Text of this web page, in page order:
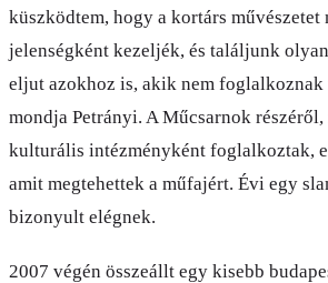
küszködtem, hogy a kortárs művészetet
jelenségként kezeljék, és találjunk
eljut azokhoz is, akik nem foglalkoznak
mondja Petrányi. A Műcsarnok
kulturális intézményként foglalkoztak,
amit megtehettek a műfajért. Évi egy
bizonyult elégnek.
2007 végén összeállt egy kisebb